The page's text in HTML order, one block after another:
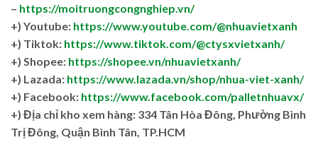
– https://moitruongcongnghiep.vn/
+) Youtube: https://www.youtube.com/@nhuavietxanh
+) Tiktok: https://www.tiktok.com/@ctysxvietxanh/
+) Shopee: https://shopee.vn/nhuavietxanh/
+) Lazada: https://www.lazada.vn/shop/nhua-viet-xanh/
+) Facebook: https://www.facebook.com/palletnhuavx/
+) Địa chỉ kho xem hàng: 334 Tân Hòa Đông, Phường Bình
Trị Đông, Quận Bình Tân, TP.HCM